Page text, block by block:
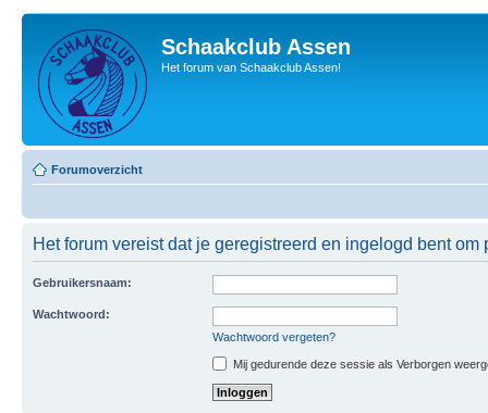
Schaakclub Assen
Het forum van Schaakclub Assen!
Forumoverzicht
Het forum vereist dat je geregistreerd en ingelogd bent om
Gebruikersnaam:
Wachtwoord:
Wachtwoord vergeten?
Mij gedurende deze sessie als Verborgen